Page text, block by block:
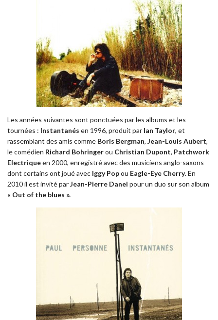
Les années suivantes sont ponctuées par les albums et les
tournées : Instantanés en 1996, produit par Ian Taylor, et
rassemblant des amis comme Boris Bergman, Jean-Louis Aubert,
le comédien Richard Bohringerou Christian Dupont, Patchwork
Electriqueen 2000, enregistré avec des musiciens anglo-saxons
dont certains ont joué avec Iggy Popou Eagle-Eye Cherry. En
2010 il est invité parJean-Pierre Danel pour un duo sur son album
« Out of the blues ».